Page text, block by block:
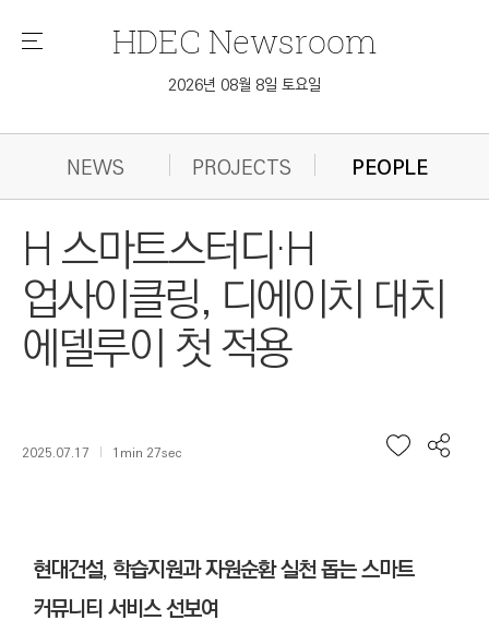
메
HDEC Newsroom
2026년 08월 8일 토요일
NEWS PROJECTS PEOPLE
H 스마트스터디·H
업사이클링, 디에이치 대치
에델루이 첫 적용
2025.07.17 1min 27sec
현대건설, 학습지원과 자원순환 실천 돕는 스마트
커뮤니티 서비스 선보여